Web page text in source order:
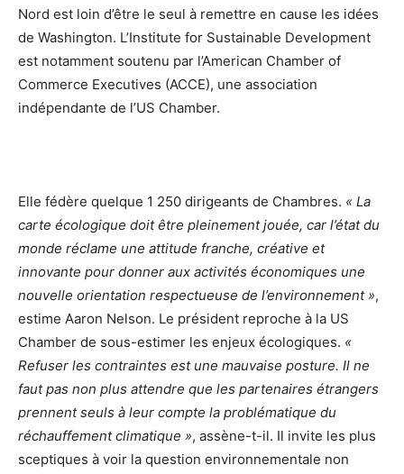
Nord est loin d’être le seul à remettre en cause les idées
de Washington. L’Institute for Sustainable Development
est notamment soutenu par l’American Chamber of
Commerce Executives (ACCE), une association
indépendante de l’US Chamber.
Elle fédère quelque 1 250 dirigeants de Chambres. « La
carte écologique doit être pleinement jouée, car l’état du
monde réclame une attitude franche, créative et
innovante pour donner aux activités économiques une
nouvelle orientation respectueuse de l’environnement »,
estime Aaron Nelson. Le président reproche à la US
Chamber de sous-estimer les enjeux écologiques. «
Refuser les contraintes est une mauvaise posture. Il ne
faut pas non plus attendre que les partenaires étrangers
prennent seuls à leur compte la problématique du
réchauffement climatique », assène-t-il. Il invite les plus
sceptiques à voir la question environnementale non